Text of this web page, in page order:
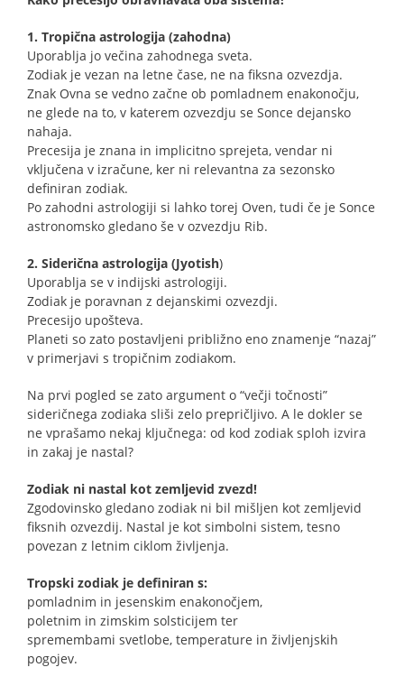
1. Tropična astrologija (zahodna)
Uporablja jo večina zahodnega sveta.
Zodiak je vezan na letne čase, ne na fiksna ozvezdja.
Znak Ovna se vedno začne ob pomladnem enakonočju,
ne glede na to, v katerem ozvezdju se Sonce dejansko
nahaja.
Precesija je znana in implicitno sprejeta, vendar ni
vključena v izračune, ker ni relevantna za sezonsko
definiran zodiak.
Po zahodni astrologiji si lahko torej Oven, tudi če je Sonce
astronomsko gledano še v ozvezdju Rib.
2. Siderična astrologija (Jyotish)
Uporablja se v indijski astrologiji.
Zodiak je poravnan z dejanskimi ozvezdji.
Precesijo upošteva.
Planeti so zato postavljeni približno eno znamenje “nazaj”
v primerjavi s tropičnim zodiakom.
Na prvi pogled se zato argument o “večji točnosti”
sideričnega zodiaka sliši zelo prepričljivo. A le dokler se
ne vprašamo nekaj ključnega: od kod zodiak sploh izvira
in zakaj je nastal?
Zodiak ni nastal kot zemljevid zvezd!
Zgodovinsko gledano zodiak ni bil mišljen kot zemljevid
fiksnih ozvezdij. Nastal je kot simbolni sistem, tesno
povezan z letnim ciklom življenja.
Tropski zodiak je definiran s:
pomladnim in jesenskim enakonočjem,
poletnim in zimskim solsticijem ter
spremembami svetlobe, temperature in življenjskih
pogojev.